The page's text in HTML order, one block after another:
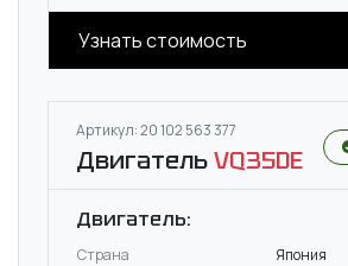
Узнать стоимость
Артикул: 20 102 563 377
ДвигательVQ35DE
Двигатель:
Страна
Япония